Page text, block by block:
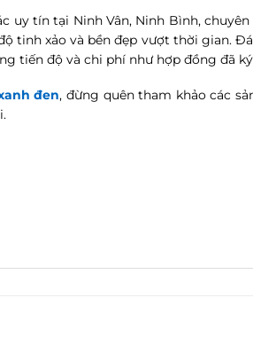
uy tín tại Ninh Vân, Ninh Bình,
tinh xảo và bền đẹp vượt thời gian.
tiến độ và chi phí như hợp đồng đã
đen, đừng quên tham khảo các